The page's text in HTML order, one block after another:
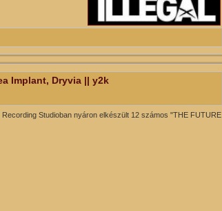
tartalommal kapcsolatosan
Implant, Dryvia || y2k
Studioban nyáron elkészült 12 számos "THE FUTURE